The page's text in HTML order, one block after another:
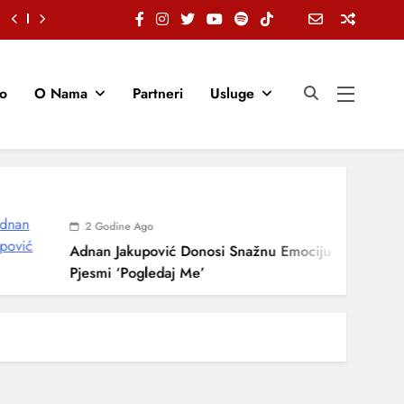
O Nama Partneri Usluge
2 Godine Ago
Adnan Jakupović Donosi Snažnu Emociju U Novoj
Pjesmi ‘Pogledaj Me’